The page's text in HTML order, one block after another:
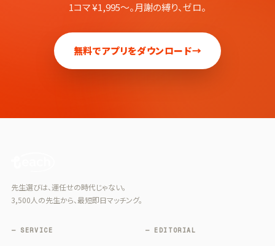
1コマ ¥1,995〜。月謝の縛り、ゼロ。
無料でアプリをダウンロード→
先生選びは、運任せの時代じゃない。
3,500人の先生から、最短即日マッチング。
— SERVICE — EDITORIAL